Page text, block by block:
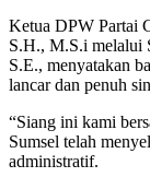
Ketua DPW Partai
S.H., M.S.i melalui
S.E., menyatakan
lancar dan penuh
“Siang ini kami
Sumsel telah
administratif.